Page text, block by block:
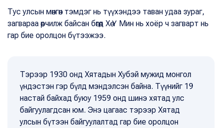
Тус улсын мөнгөн тэмдэг нь түүхэндээ таван удаа зураг,
загвараа өөрчилж байсан бөгөөд Хө Ү Мин нь хоёр ч загварт нь
гар бие оролцон бүтээжээ.
Тэрээр 1930 онд Хятадын Хубэй мужид монгол
үндэстэн гэр бүлд мэндэлсэн байна. Түүнийг 19
настай байхад буюу 1959 онд шинэ хятад улс
байгуулагдсан юм. Энэ цагаас тэрээр Хятад
улсын бүтээн байгуулалтад гар бие оролцон